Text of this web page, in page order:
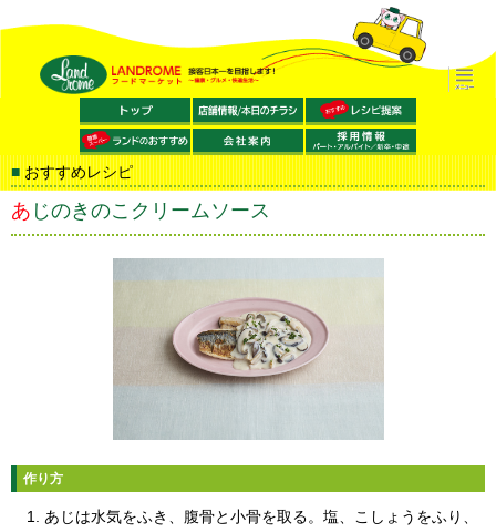
おすすめレシピ
あじのきのこクリームソース
作り方
あじは水気をふき、腹骨と小骨を取る。塩、こしょうをふり、